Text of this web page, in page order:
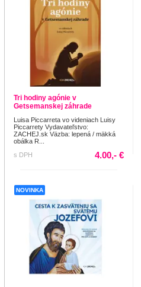
Tri hodiny agónie v
Getsemanskej záhrade
Luisa Piccarreta vo videniach Luisy
Piccarrety Vydavateľstvo:
ZACHEJ.sk Väzba: lepená / mäkká
obálka R...
s DPH
4.00,- €
NOVINKA